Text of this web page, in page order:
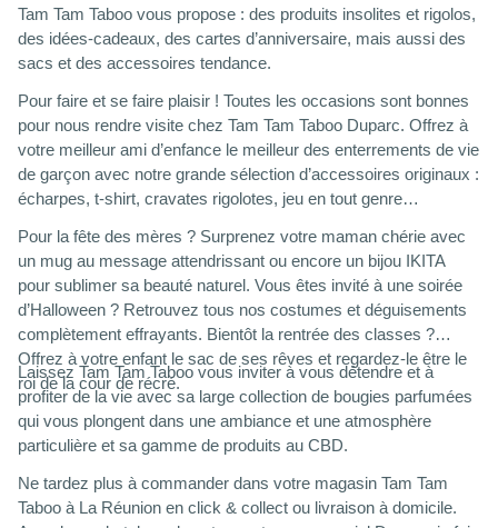
Tam Tam Taboo vous propose : des produits insolites et rigolos,
des idées-cadeaux, des cartes d’anniversaire, mais aussi des
sacs et des accessoires tendance.
Pour faire et se faire plaisir ! Toutes les occasions sont bonnes
pour nous rendre visite chez Tam Tam Taboo Duparc. Offrez à
votre meilleur ami d’enfance le meilleur des enterrements de vie
de garçon avec notre grande sélection d’accessoires originaux :
écharpes, t-shirt, cravates rigolotes, jeu en tout genre…
Pour la fête des mères ? Surprenez votre maman chérie avec
un mug au message attendrissant ou encore un bijou IKITA
pour sublimer sa beauté naturel. Vous êtes invité à une soirée
d’Halloween ? Retrouvez tous nos costumes et déguisements
complètement effrayants. Bientôt la rentrée des classes ?
Offrez à votre enfant le sac de ses rêves et regardez-le être le
roi de la cour de récré.
Laissez Tam Tam Taboo vous inviter à vous détendre et à
profiter de la vie avec sa large collection de bougies parfumées
qui vous plongent dans une ambiance et une atmosphère
particulière et sa gamme de produits au CBD.
Ne tardez plus à commander dans votre magasin Tam Tam
Taboo à La Réunion en click & collect ou livraison à domicile.